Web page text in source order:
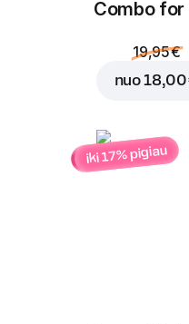
Combo
19,95 €
nuo18,00
iki 17% pigiau